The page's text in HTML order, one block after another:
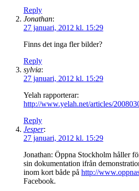
Reply
Jonathan:
27 januari, 2012 kl. 15:29
Finns det inga fler bilder?
Reply
sylvia:
27 januari, 2012 kl. 15:29
Yelah rapporterar:
http://www.yelah.net/articles/
Reply
Jesper:
27 januari, 2012 kl. 15:29
Jonathan: Öppna Stockholm håller
sin dokumentation ifrån
inom kort både på http://
Facebook.